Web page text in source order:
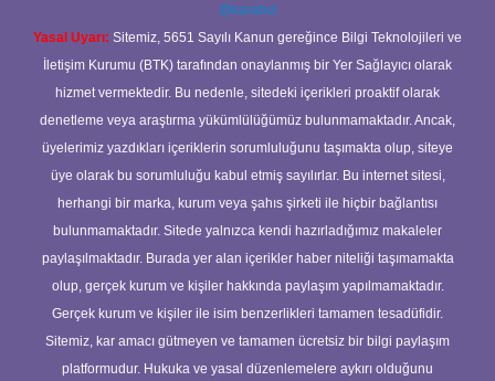
@karabul
Yasal Uyarı: Sitemiz, 5651 Sayılı Kanun gereğince Bilgi Teknolojileri ve
İletişim Kurumu (BTK) tarafından onaylanmış bir Yer Sağlayıcı olarak
hizmet vermektedir. Bu nedenle, sitedeki içerikleri proaktif olarak
denetleme veya araştırma yükümlülüğümüz bulunmamaktadır. Ancak,
üyelerimiz yazdıkları içeriklerin sorumluluğunu taşımakta olup, siteye
üye olarak bu sorumluluğu kabul etmiş sayılırlar. Bu internet sitesi,
herhangi bir marka, kurum veya şahıs şirketi ile hiçbir bağlantısı
bulunmamaktadır. Sitede yalnızca kendi hazırladığımız makaleler
paylaşılmaktadır. Burada yer alan içerikler haber niteliği taşımamakta
olup, gerçek kurum ve kişiler hakkında paylaşım yapılmamaktadır.
Gerçek kurum ve kişiler ile isim benzerlikleri tamamen tesadüfidir.
Sitemiz, kar amacı gütmeyen ve tamamen ücretsiz bir bilgi paylaşım
platformudur. Hukuka ve yasal düzenlemelere aykırı olduğunu